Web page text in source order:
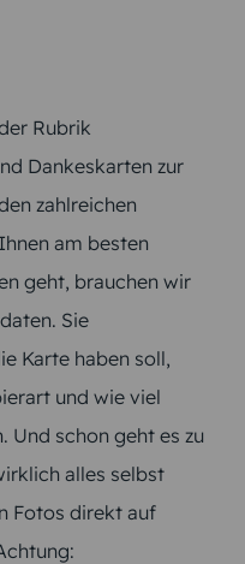
Rubrik
Dankeskarten zur
zahlreichen
am besten
geht, brauchen wir
Sie
Karte haben soll,
und wie viel
Und schon geht es zu
alles selbst
Fotos direkt auf